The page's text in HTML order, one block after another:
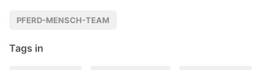
PFERD-MENSCH-TEAM
Tags in